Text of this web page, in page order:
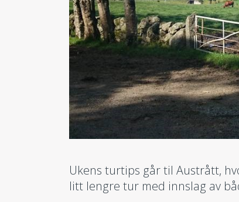
Ukens turtips går til Austrått,
litt lengre tur med innslag av